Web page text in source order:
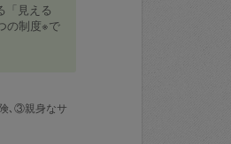
「見える
の制度※で
､③親身なサ